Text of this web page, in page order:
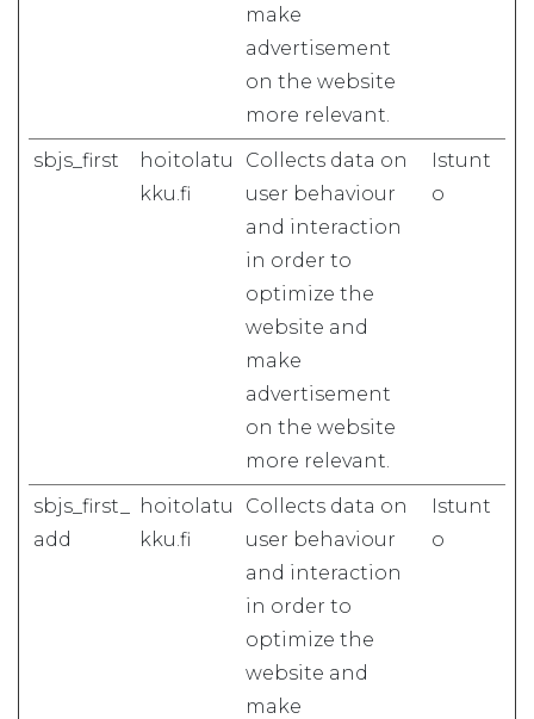
make
advertisement
on the website
more relevant.
sbjs_first
hoitolatu
kku.fi
Collects data on
user behaviour
and interaction
in order to
optimize the
website and
make
advertisement
on the website
more relevant.
Istunt
o
sbjs_first_
add
hoitolatu
kku.fi
Collects data on
user behaviour
and interaction
in order to
optimize the
website and
make
Istunt
o